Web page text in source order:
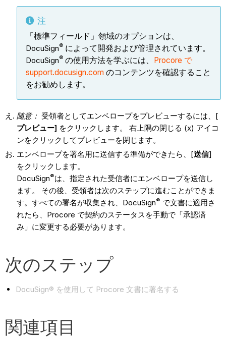
注
「標準フィールド」領域のオプションは、
DocuSign®によって開発および管理されています。
DocuSign®の使用方法を学ぶには、 Procore で
support.docusign.comのコンテンツを確認すること
をお勧めします。
随意： 受領者としてエンベロープをプレビューするには、[
プレビュー] をクリックします。 右上隅の閉じる (x) アイコ
ンをクリックしてプレビューを閉じます。
エンベロープを署名用に送信する準備ができたら、[送信]
をクリックします。
DocuSign®は、指定された受信者にエンベロープを送信し
ます。 その後、受領者は次のステップに進むことができま
す。すべての署名が収集され、DocuSign® で文書に適用さ
れたら、Procore で契約のステータスを手動で「承認済
み」に変更する必要があります。
次のステップ
DocuSign® を使用して Procore 文書に署名する
関連項目